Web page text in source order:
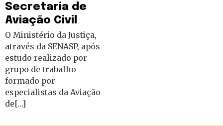
Secretaria de
Aviação Civil
O Ministério da Justiça,
através da SENASP, após
estudo realizado por
grupo de trabalho
formado por
especialistas da Aviação
de[…]